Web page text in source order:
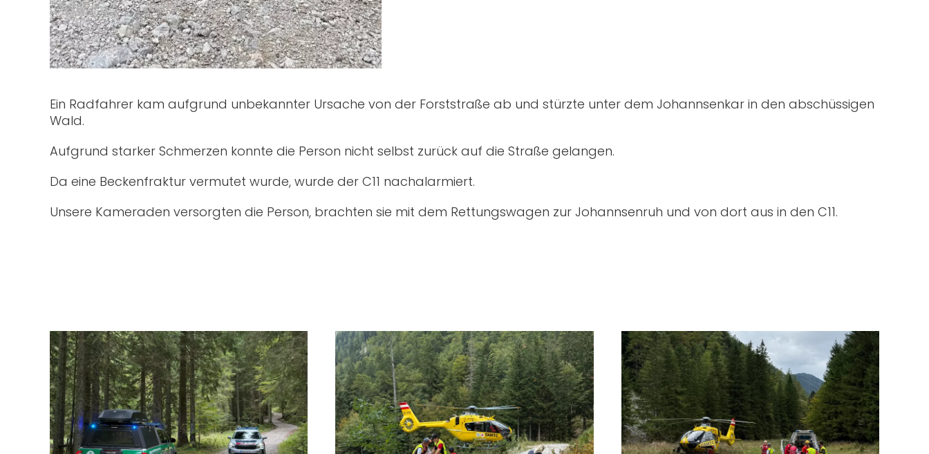
Ein Radfahrer kam aufgrund unbekannter Ursache von der Forststraße ab und stürzte unter dem Johannsenkar in den abschüssigen
Wald.
Aufgrund starker Schmerzen konnte die Person nicht selbst zurück auf die Straße gelangen.
Da eine Beckenfraktur vermutet wurde, wurde der C11 nachalarmiert.
Unsere Kameraden versorgten die Person, brachten sie mit dem Rettungswagen zur Johannsenruh und von dort aus in den C11.